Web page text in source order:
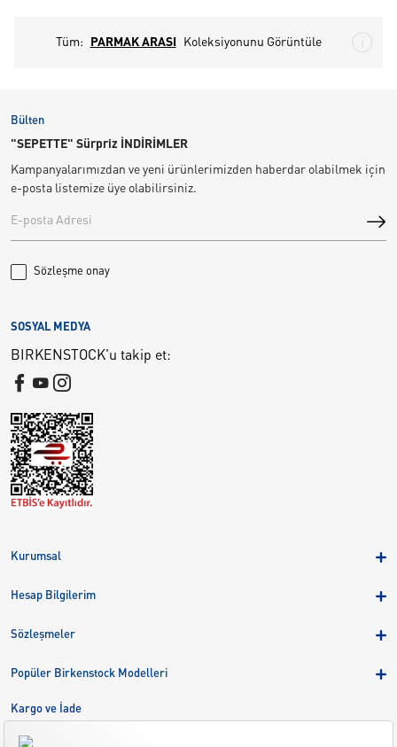
Tüm: PARMAK ARASI Koleksiyonunu Görüntüle
Bülten
"SEPETTE" Sürpriz İNDİRİMLER
Kampanyalarımızdan ve yeni ürünlerimizden haberdar olabilmek için
e-posta listemize üye olabilirsiniz.
Sözleşme onay
Kurumsal
Birkenstock Group
Kariyer
Hesap Bilgilerim
Sipariş Takibi
Sözleşmeler
Kargo ve İade
Çerez Tercihlerini Yönetin
Popüler Birkenstock Modelleri
Kargo ve İade
Bize Ulaşın
SOSYAL MEDYA
BIRKENSTOCK'u takip et: